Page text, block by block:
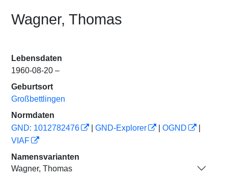
Wagner, Thomas
Lebensdaten
1960-08-20 –
Geburtsort
Großbettlingen
Normdaten
GND: 1012782476
GND-Explorer OGND
VIAF
Namensvarianten
Wagner, Thomas